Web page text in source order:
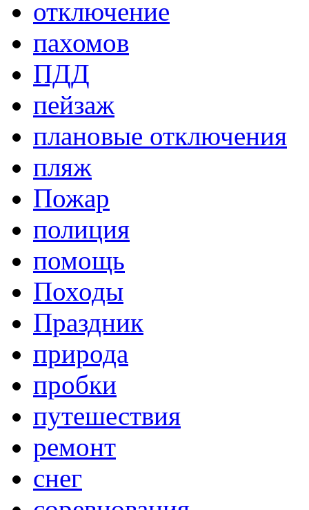
отключение
пахомов
ПДД
пейзаж
плановые отключения
пляж
Пожар
полиция
помощь
Походы
Праздник
природа
пробки
путешествия
ремонт
снег